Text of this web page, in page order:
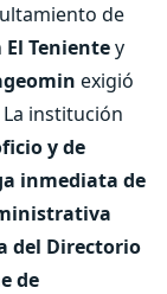
de
El Tenientey
exigió
La institución
y de
inmediata de
del Directorio
de